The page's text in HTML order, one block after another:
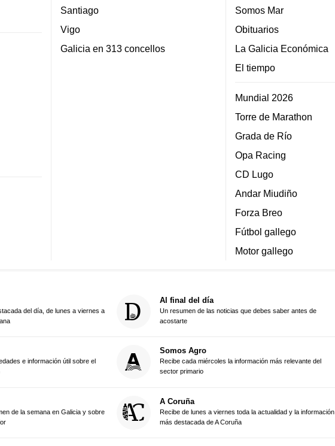
Santiago
Vigo
Galicia en 313 concellos
Somos Mar
Obituarios
La Galicia Económica
El tiempo
Mundial 2026
Torre de Marathon
Grada de Río
Opa Racing
CD Lugo
Andar Miudiño
Forza Breo
Fútbol gallego
Motor gallego
del día, de lunes a viernes a
Al final del día
Un resumen de las noticias que debes saber antes de
acostarte
e información útil sobre el
Somos Agro
Recibe cada miércoles la información más relevante del
sector primario
de la semana en Galicia y sobre
A Coruña
Recibe de lunes a viernes toda la actualidad y la información
más destacada de A Coruña